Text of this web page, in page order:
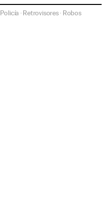
Policía ·Retrovisores· Robos